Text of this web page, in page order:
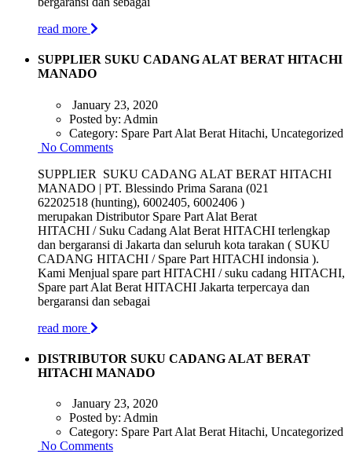
read more
SUPPLIER SUKU CADANG ALAT BERAT HITACHI
MANADO
January 23, 2020
Posted by: Admin
Category: Spare Part Alat Berat Hitachi, Uncategorized
No Comments
SUPPLIER SUKU CADANG ALAT BERAT HITACHI
MANADO | PT. Blessindo Prima Sarana (021
62202518 (hunting), 6002405, 6002406 )
merupakan Distributor Spare Part Alat Berat
HITACHI / Suku Cadang Alat Berat HITACHI terlengkap
dan bergaransi di Jakarta dan seluruh kota tarakan ( SUKU
CADANG HITACHI / Spare Part HITACHI indonsia ).
Kami Menjual spare part HITACHI / suku cadang HITACHI,
Spare part Alat Berat HITACHI Jakarta terpercaya dan
bergaransi dan sebagai
read more
DISTRIBUTOR SUKU CADANG ALAT BERAT
HITACHI MANADO
January 23, 2020
Posted by: Admin
Category: Spare Part Alat Berat Hitachi, Uncategorized
No Comments